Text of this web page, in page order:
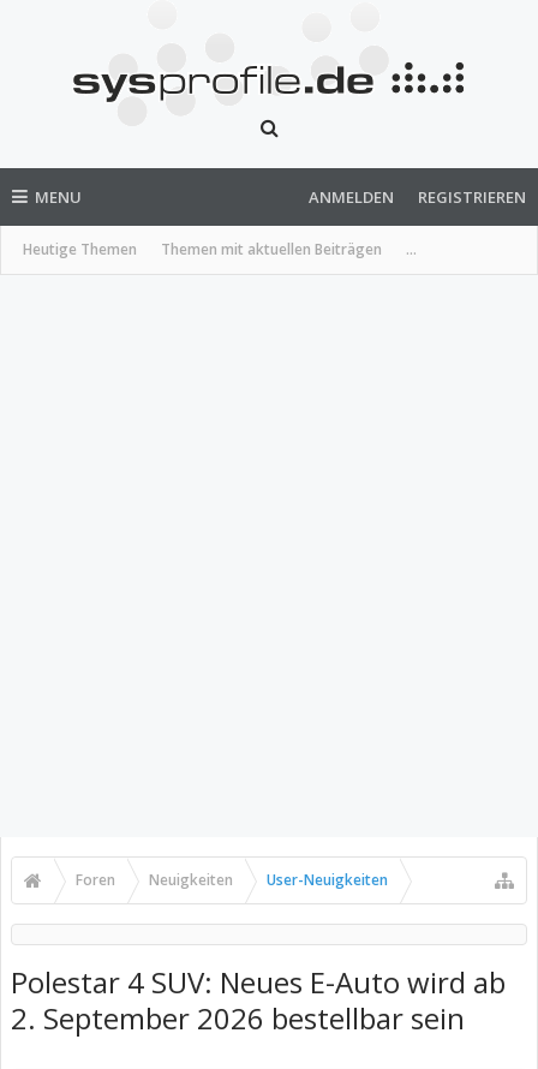
MENU
Heutige Themen Themen mit aktuellen Beiträgen ...
ANMELDEN REGISTRIEREN
Foren Neuigkeiten User-Neuigkeiten
Polestar 4 SUV: Neues E-Auto wird ab
2. September 2026 bestellbar sein